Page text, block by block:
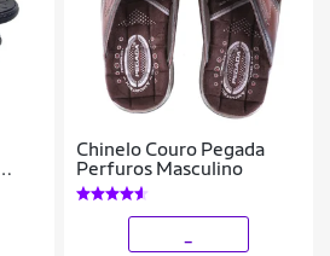
Chinelo Couro Pegada
Perfuros Masculino